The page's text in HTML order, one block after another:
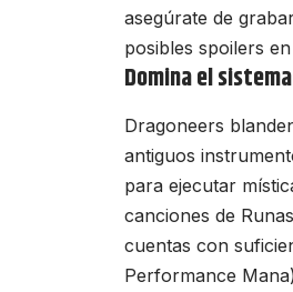
asegúrate de
posibles spoilers
Domina el
Dragoneers
antiguos
para ejecutar
canciones de
cuentas con
Performance